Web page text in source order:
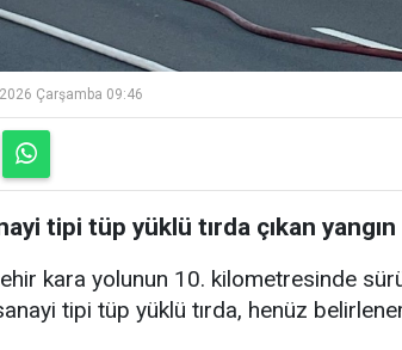
Çarşamba 09:46
tipi tüp yüklü tırda çıkan
kara yolunun 10. kilometresinde
tipi tüp yüklü tırda, henüz